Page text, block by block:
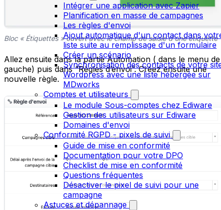
Intégrer une application avec Zapier
Planification en masse de campagnes
Les règles d'envoi
Ajout automatique d'un contact dans
liste suite au remplissage d'un formulaire
Créer un scénario
Synchronisation des contacts de votre
Wordpress avec une liste hébergée sur
MDworks
Comptes et utilisateurs
Le module Sous-comptes chez Ediware
Gestion des utilisateurs sur Ediware
Domaines d'envoi
Conformité RGPD - pixels de suivi
Guide de mise en conformité
Documentation pour votre DPO
Checklist de mise en conformité
Questions fréquentes
Désactiver le pixel de suivi pour une
campagne
Astuces et dépannage
Bloc « Étiquettes » ouvert avec le champ de saisie d'une étiquette
Allez ensuite dans la partie Automation ( dans le menu de
gauche) puis dans “Règles d’envoi”. Créez ensuite une
nouvelle règle.